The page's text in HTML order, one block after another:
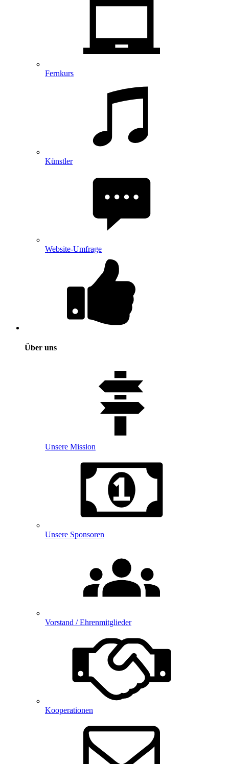
Fernkurs
Künstler
Website-Umfrage
Über uns
Unsere Mission
Unsere Sponsoren
Vorstand / Ehrenmitglieder
Kooperationen